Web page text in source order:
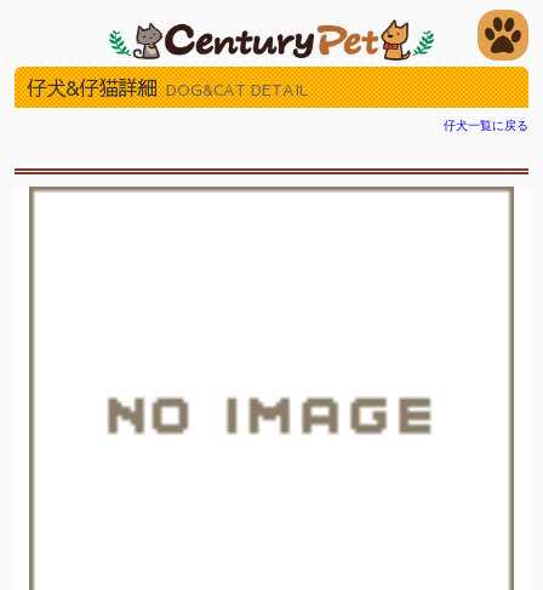
仔犬&仔猫詳細 DOG&CAT DETAIL
仔犬一覧に戻る